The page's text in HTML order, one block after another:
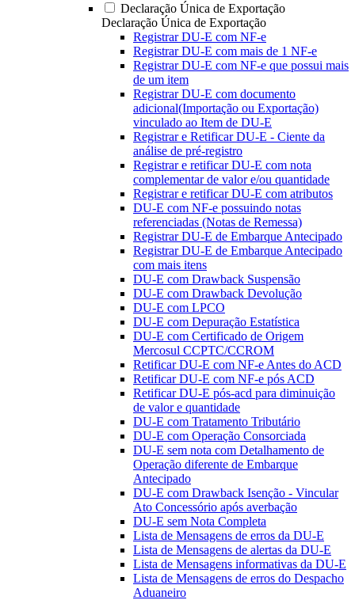
Declaração Única de Exportação
Declaração Única de Exportação
Registrar DU-E com NF-e
Registrar DU-E com mais de 1 NF-e
Registrar DU-E com NF-e que possui mais
de um item
Registrar DU-E com documento
adicional(Importação ou Exportação)
vinculado ao Item de DU-E
Registrar e Retificar DU-E - Ciente da
análise de pré-registro
Registrar e retificar DU-E com nota
complementar de valor e/ou quantidade
Registrar e retificar DU-E com atributos
DU-E com NF-e possuindo notas
referenciadas (Notas de Remessa)
Registrar DU-E de Embarque Antecipado
Registrar DU-E de Embarque Antecipado
com mais itens
DU-E com Drawback Suspensão
DU-E com Drawback Devolução
DU-E com LPCO
DU-E com Depuração Estatística
DU-E com Certificado de Origem
Mercosul CCPTC/CCROM
Retificar DU-E com NF-e Antes do ACD
Retificar DU-E com NF-e pós ACD
Retificar DU-E pós-acd para diminuição
de valor e quantidade
DU-E com Tratamento Tributário
DU-E com Operação Consorciada
DU-E sem nota com Detalhamento de
Operação diferente de Embarque
Antecipado
DU-E com Drawback Isenção - Vincular
Ato Concessório após averbação
DU-E sem Nota Completa
Lista de Mensagens de erros da DU-E
Lista de Mensagens de alertas da DU-E
Lista de Mensagens informativas da DU-E
Lista de Mensagens de erros do Despacho
Aduaneiro